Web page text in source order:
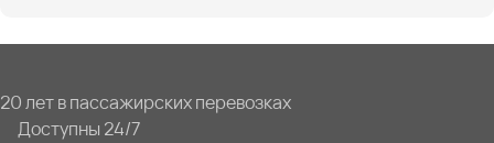
20 лет в пассажирских перевозках
Доступны 24/7